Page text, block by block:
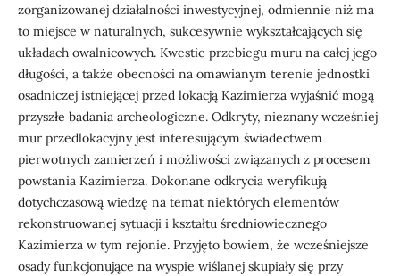
zorganizowanej działalności inwestycyjnej, odmiennie niż ma
to miejsce w naturalnych, sukcesywnie wykształcających się
układach owalnicowych. Kwestie przebiegu muru na całej jego
długości, a także obecności na omawianym terenie jednostki
osadniczej istniejącej przed lokacją Kazimierza wyjaśnić mogą
przyszłe badania archeologiczne. Odkryty, nieznany wcześniej
mur przedlokacyjny jest interesującym świadectwem
pierwotnych zamierzeń i możliwości związanych z procesem
powstania Kazimierza. Dokonane odkrycia weryfikują
dotychczasową wiedzę na temat niektórych elementów
rekonstruowanej sytuacji i kształtu średniowiecznego
Kazimierza w tym rejonie. Przyjęto bowiem, że wcześniejsze
osady funkcjonujące na wyspie wiślanej skupiały się przy